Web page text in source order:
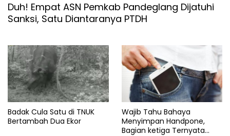
Duh! Empat ASN Pemkab Pandeglang Dijatuhi
Sanksi, Satu Diantaranya PTDH
Badak Cula Satu di TNUK
Bertambah Dua Ekor
Wajib Tahu Bahaya
Menyimpan Handpone,
Bagian ketiga Ternyata